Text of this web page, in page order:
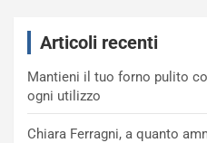
Articoli recenti
Mantieni il tuo forno pulito
ogni utilizzo
Chiara Ferragni, a quanto